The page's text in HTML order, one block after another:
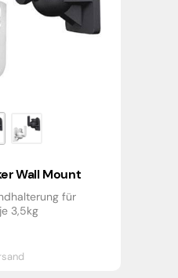
Wall Mount
für
3,5kg